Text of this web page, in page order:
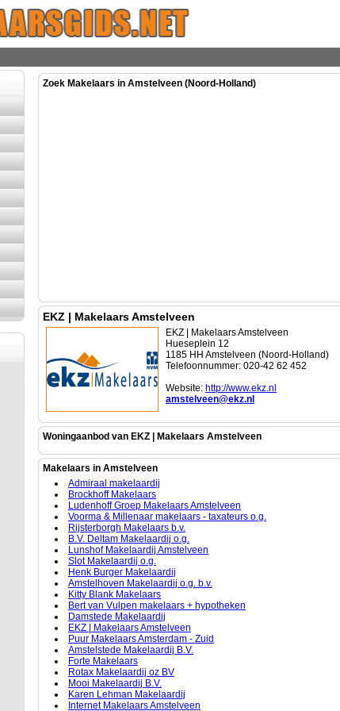
Zoek Makelaars in Amstelveen (Noord-Holland)
EKZ | Makelaars Amstelveen
EKZ | Makelaars Amstelveen
Hueseplein 12
1185 HH Amstelveen (Noord-Holland)
Telefoonnummer: 020-42 62 452
Website: http://www.ekz.nl
amstelveen@ekz.nl
Woningaanbod van EKZ | Makelaars Amstelveen
Makelaars in Amstelveen
Admiraal makelaardij
Brockhoff Makelaars
Ludenhoff Groep Makelaars Amstelveen
Voorma & Millenaar makelaars - taxateurs o.g.
Rijsterborgh Makelaars b.v.
B.V. Deltam Makelaardij o.g.
Lunshof Makelaardij Amstelveen
Slot Makelaardij o.g.
Henk Burger Makelaardij
Amstelhoven Makelaardij o.g. b.v.
Kitty Blank Makelaars
Bert van Vulpen makelaars + hypotheken
Damstede Makelaardij
EKZ | Makelaars Amstelveen
Puur Makelaars Amsterdam - Zuid
Amstelstede Makelaardij B.V.
Forte Makelaars
Rotax Makelaardij oz BV
Mooi Makelaardij B.V.
Karen Lehman Makelaardij
Internet Makelaars Amstelveen